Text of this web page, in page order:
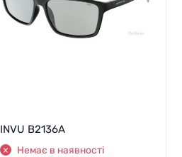
INVU B2136A
Немає в наявності